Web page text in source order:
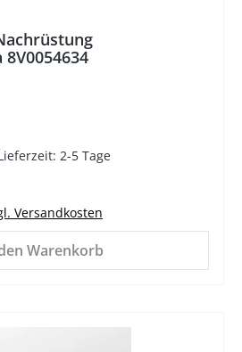
2-5 Tage
Versandkosten
Warenkorb